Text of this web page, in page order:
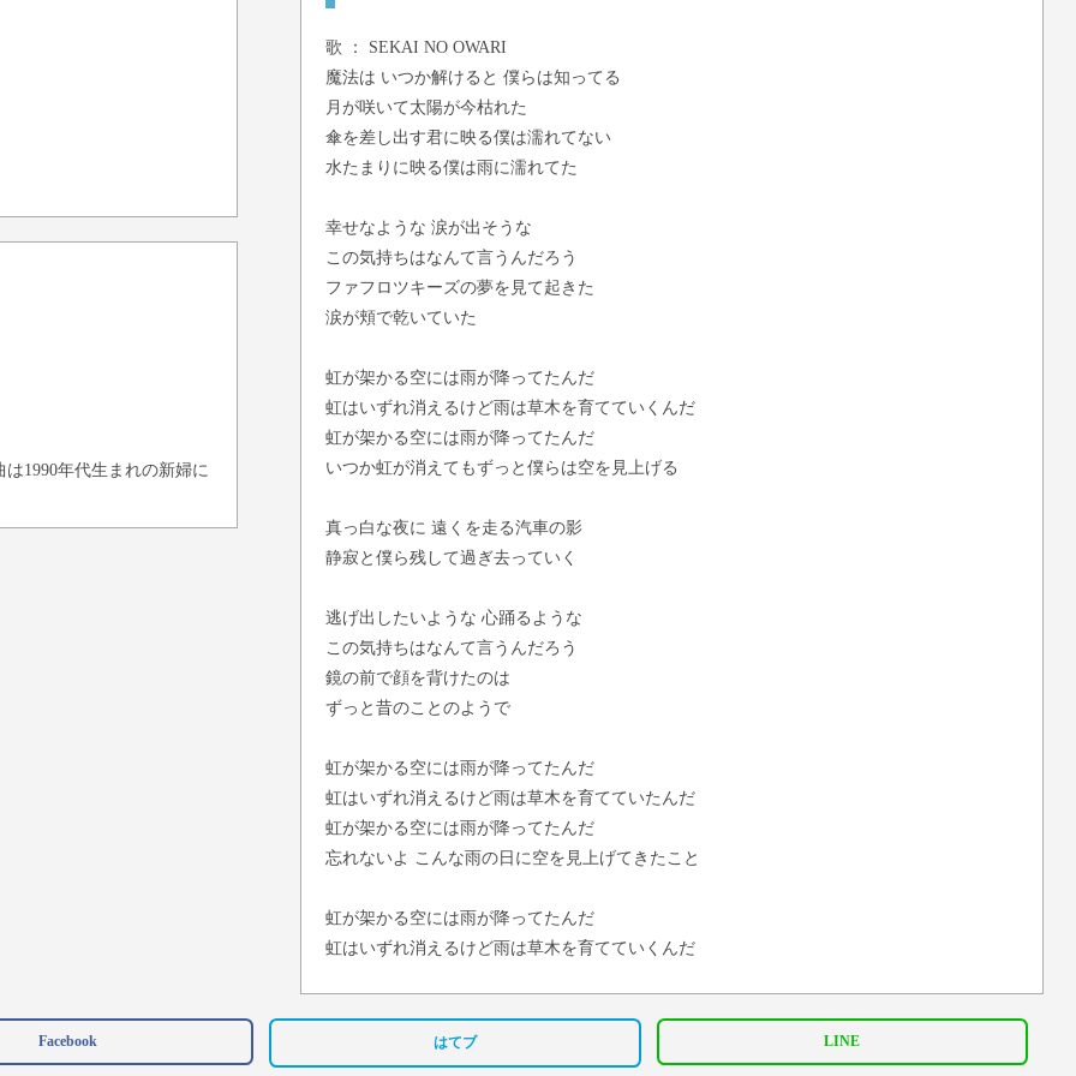
1990年代生まれの新婦に
歌 ： SEKAI NO OWARI
魔法は いつか解けると 僕らは知ってる
月が咲いて太陽が今枯れた
傘を差し出す君に映る僕は濡れてない
水たまりに映る僕は雨に濡れてた
幸せなような 涙が出そうな
この気持ちはなんて言うんだろう
ファフロツキーズの夢を見て起きた
涙が頬で乾いていた
虹が架かる空には雨が降ってたんだ
虹はいずれ消えるけど雨は草木を育てていくんだ
虹が架かる空には雨が降ってたんだ
いつか虹が消えてもずっと僕らは空を見上げる
真っ白な夜に 遠くを走る汽車の影
静寂と僕ら残して過ぎ去っていく
逃げ出したいような 心踊るような
この気持ちはなんて言うんだろう
鏡の前で顔を背けたのは
ずっと昔のことのようで
虹が架かる空には雨が降ってたんだ
虹はいずれ消えるけど雨は草木を育てていたんだ
虹が架かる空には雨が降ってたんだ
忘れないよ こんな雨の日に空を見上げてきたこと
虹が架かる空には雨が降ってたんだ
虹はいずれ消えるけど雨は草木を育てていくんだ
雨が止んだ庭に 花が咲いてたんだ
Facebook はてブ LINE